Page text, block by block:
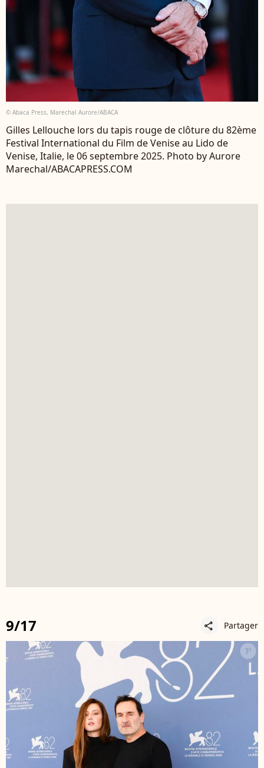
© Abaca Press, Marechal Aurore/ABACA
Gilles Lellouche lors du tapis rouge de clôture du 82ème
Festival International du Film de Venise au Lido de
Venise, Italie, le 06 septembre 2025. Photo by Aurore
Marechal/ABACAPRESS.COM
9/17 share Partager